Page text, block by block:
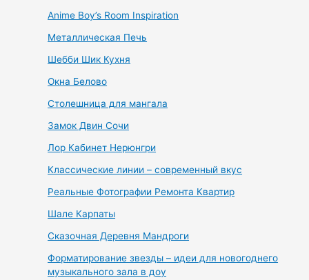
Anime Boy’s Room Inspiration
Металлическая Печь
Шебби Шик Кухня
Окна Белово
Столешница для мангала
Замок Двин Сочи
Лор Кабинет Нерюнгри
Классические линии – современный вкус
Реальные Фотографии Ремонта Квартир
Шале Карпаты
Сказочная Деревня Мандроги
Форматирование звезды – идеи для новогоднего
музыкального зала в доу